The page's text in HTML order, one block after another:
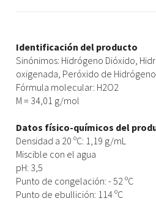
Identificación del producto
Sinónimos: Hidrógeno Dióxido,
oxigenada, Peróxido de Hidrógeno
Fórmula molecular: H2O2
M = 34,01 g/mol
Datos físico-químicos del
Densidad a 20 ºC: 1,19 g/mL
Miscible con el agua
pH: 3,5
Punto de congelación: - 52 ºC
Punto de ebullición: 114 ºC